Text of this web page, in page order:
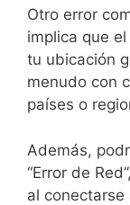
Otro error
implica que
tu ubicación
menudo con
países o
Además,
“Error de
al conectarse